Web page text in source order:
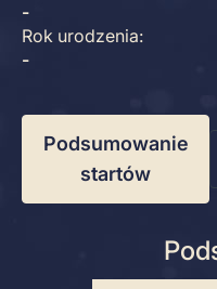
-
Rok urodzenia:
-
Podsumowanie
startów